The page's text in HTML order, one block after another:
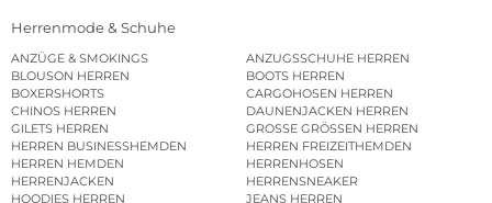
Herrenmode & Schuhe
ANZÜGE & SMOKINGS
ANZUGSSCHUHE HERREN
BLOUSON HERREN
BOOTS HERREN
BOXERSHORTS
CARGOHOSEN HERREN
CHINOS HERREN
DAUNENJACKEN HERREN
GILETS HERREN
GROSSE GRÖSSEN HERREN
HERREN BUSINESSHEMDEN
HERREN FREIZEITHEMDEN
HERREN HEMDEN
HERRENHOSEN
HERRENJACKEN
HERRENSNEAKER
HOODIES HERREN
JEANS HERREN